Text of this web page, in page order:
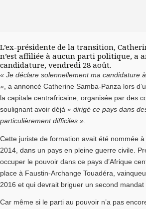
L’ex-présidente de la transition,
n’est affiliée à aucun parti politique, a
candidature, vendredi 28 août.
« Je déclare solennellement ma candidature
» , a annoncé Catherine Samba-Panza lors
la capitale centrafricaine, organisée par des
soulignant avoir déjà « dirigé ce pays dans
particulièrement difficiles »
Cette juriste de formation avait été nommée
2014, dans un pays en pleine guerre civile.
occuper le pouvoir dans ce pays d’Afrique
place à Faustin-Archange Touadéra,
2016 et qui devrait briguer un second mandat
Car même si le parti au pouvoir n’a pas